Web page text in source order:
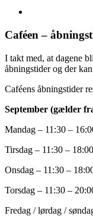
billede
Caféen –
I takt med, at dagene
åbningstider og der
Caféens åbningstider
September (gælder
Mandag – 11:30 –
Tirsdag – 11:30 –
Onsdag – 11:30 –
Torsdag – 11:30 –
Fredag / lørdag /